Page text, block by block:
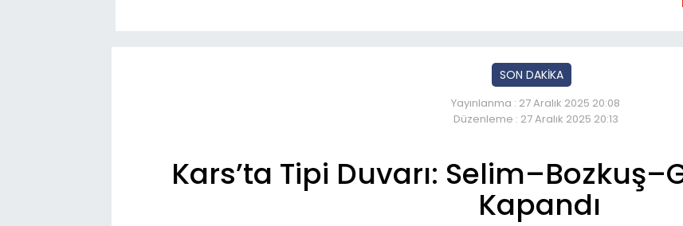
SON DAKİKA
Yayınlanma : 27 Aralık 2025 20:08
Düzenleme : 27 Aralık 2025 20:13
Kars’ta Tipi Duvarı:
Kapandı